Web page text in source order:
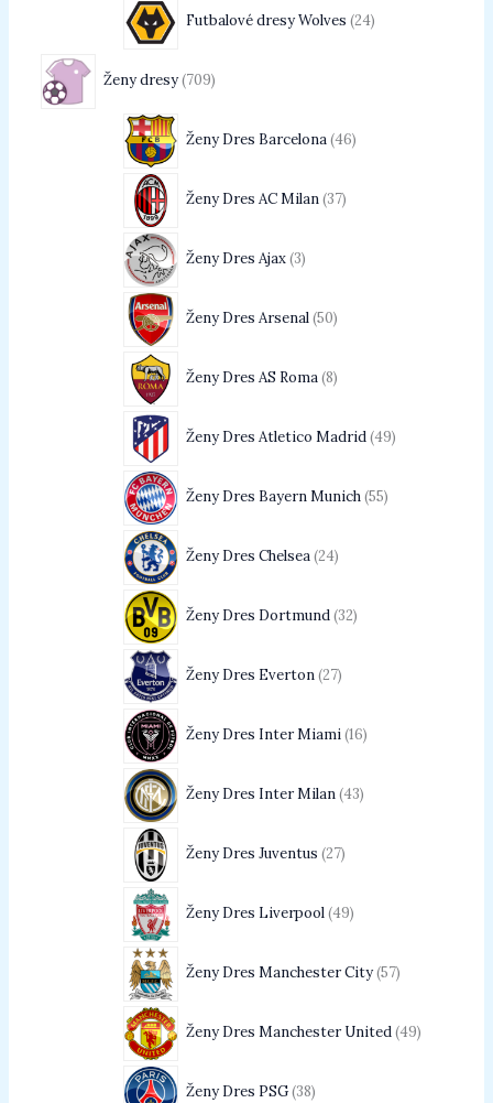
Futbalové dresy Wolves 24
Ženy dresy 709
Ženy Dres Barcelona 46
Ženy Dres AC Milan 37
Ženy Dres Ajax 3
Ženy Dres Arsenal 50
Ženy Dres AS Roma 8
Ženy Dres Atletico Madrid 49
Ženy Dres Bayern Munich 55
Ženy Dres Chelsea 24
Ženy Dres Dortmund 32
Ženy Dres Everton 27
Ženy Dres Inter Miami 16
Ženy Dres Inter Milan 43
Ženy Dres Juventus 27
Ženy Dres Liverpool 49
Ženy Dres Manchester City 57
Ženy Dres Manchester United 49
Ženy Dres PSG 38